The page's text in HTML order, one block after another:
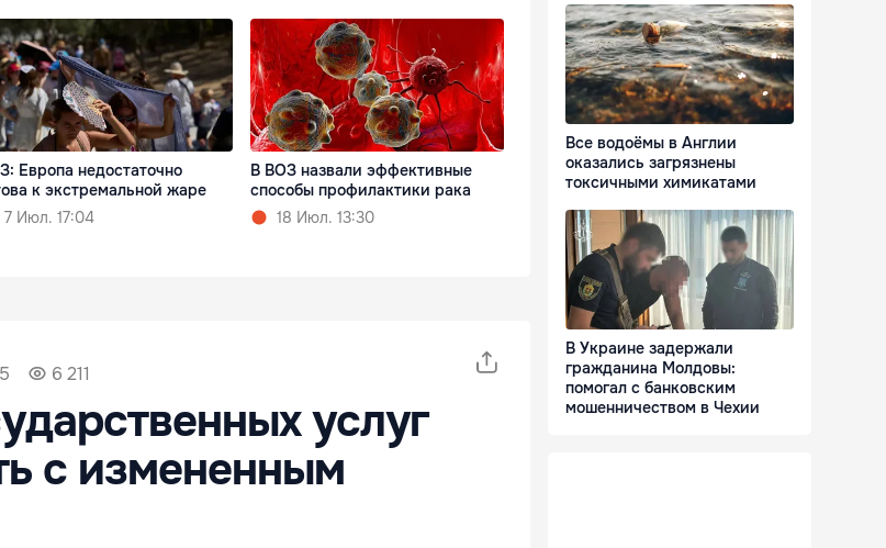
Европа недостаточно
к экстремальной жаре
7 Июл. 17:04
В ВОЗ назвали эффективные
способы профилактики рака
18 Июл. 13:30
6 211
услуг
с измененным
Все водоёмы в Англии
оказались загрязнены
токсичными химикатами
В Украине задержали
гражданина Молдовы:
помогал с банковским
мошенничеством в Чехии